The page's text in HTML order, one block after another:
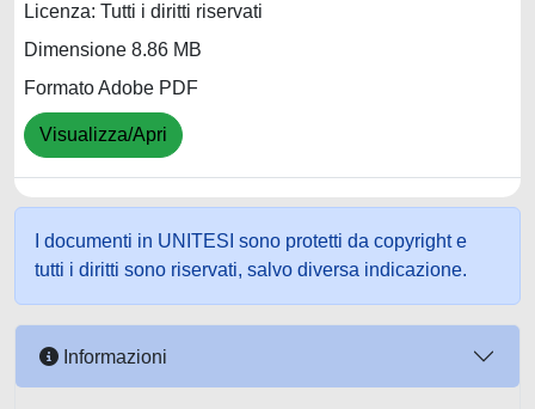
Licenza: Tutti i diritti riservati
Dimensione 8.86 MB
Formato Adobe PDF
Visualizza/Apri
I documenti in UNITESI sono protetti da copyright e
tutti i diritti sono riservati, salvo diversa indicazione.
Informazioni